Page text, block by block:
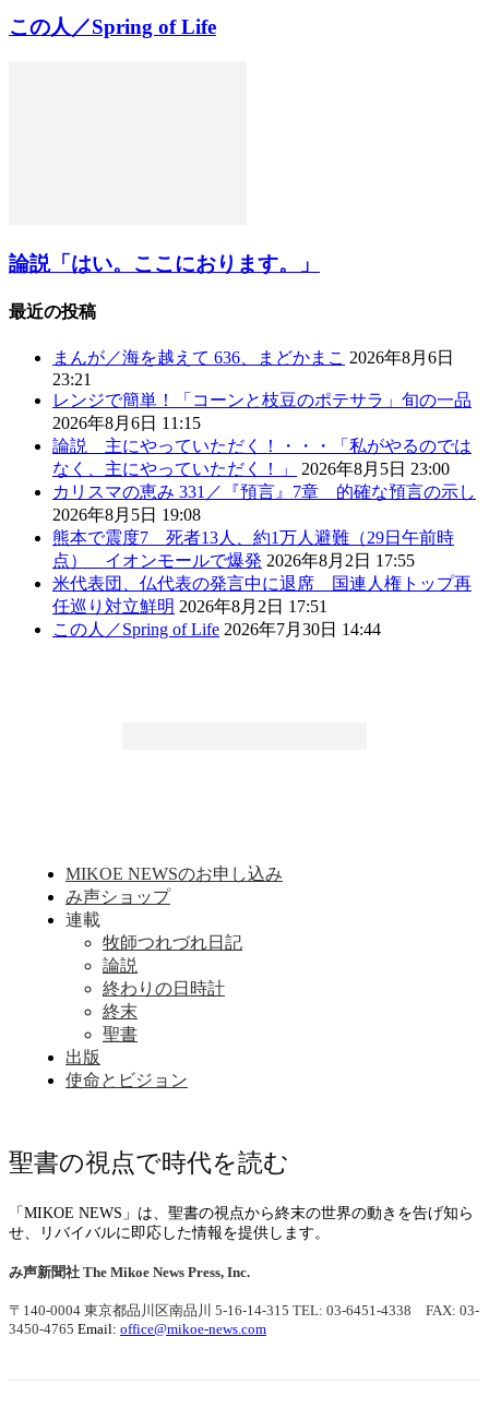
この人／Spring of Life
論説「はい。ここにおります。」
最近の投稿
まんが／海を越えて 636、まどかまこ 2026年8月6日
23:21
レンジで簡単！「コーンと枝豆のポテサラ」旬の一品
2026年8月6日 11:15
論説 主にやっていただく！・・・「私がやるのでは
なく、主にやっていただく！」
2026年8月5日 23:00
カリスマの恵み 331／『預言』7章 的確な預言の示し
2026年8月5日 19:08
熊本で震度7 死者13人、約1万人避難（29日午前時
点） イオンモールで爆発 2026年8月2日 17:55
米代表団、仏代表の発言中に退席 国連人権トップ再
任巡り対立鮮明 2026年8月2日 17:51
この人／Spring of Life 2026年7月30日 14:44
MIKOE NEWSのお申し込み
み声ショップ
連載
牧師つれづれ日記
論説
終わりの日時計
終末
聖書
出版
使命とビジョン
聖書の視点で時代を読む
「MIKOE NEWS」は、聖書の視点から終末の世界の動きを告げ知ら
せ、リバイバルに即応した情報を提供します。
み声新聞社 The Mikoe News Press, Inc.
〒140-0004 東京都品川区南品川 5-16-14-315 TEL: 03-6451-4338 FAX: 03-
3450-4765 Email: office@mikoe-news.com